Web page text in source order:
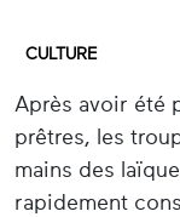
CULTURE
Après avoir été
prêtres, les
mains des
rapidement